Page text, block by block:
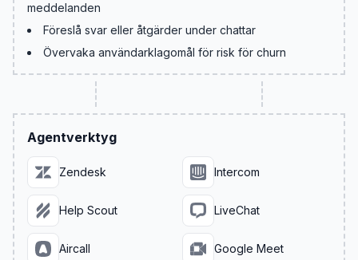
meddelanden
Föreslå svar eller åtgärder under chattar
Övervaka användarklagomål för risk för churn
Agentverktyg
Zendesk Intercom
Help Scout LiveChat
Aircall Google Meet